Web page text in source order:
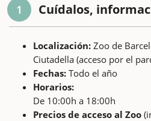
1 Cuídalos,
Localización: Zoo de
Ciutadella (acceso por el
Fechas: Todo el año
Horarios:
De 10:00h a 18:00h
Precios de acceso al Zoo